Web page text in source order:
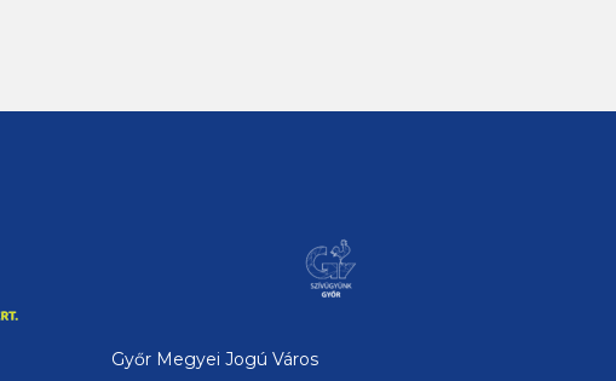
Győr Megyei Jogú Város